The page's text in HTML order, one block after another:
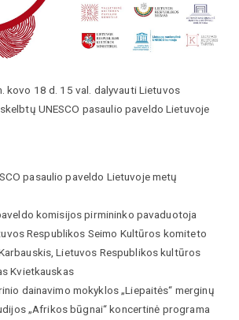
kovo 18 d. 15 val. dalyvauti Lietuvos
UNESCO pasaulio paveldo Lietuvoje
pasaulio paveldo Lietuvoje metų
komisijos pirmininko pavaduotoja
Respublikos Seimo Kultūros komiteto
Lietuvos Respublikos kultūros
Kvietkauskas
dainavimo mokyklos „Liepaitės“ merginų
„Afrikos būgnai“ koncertinė programa